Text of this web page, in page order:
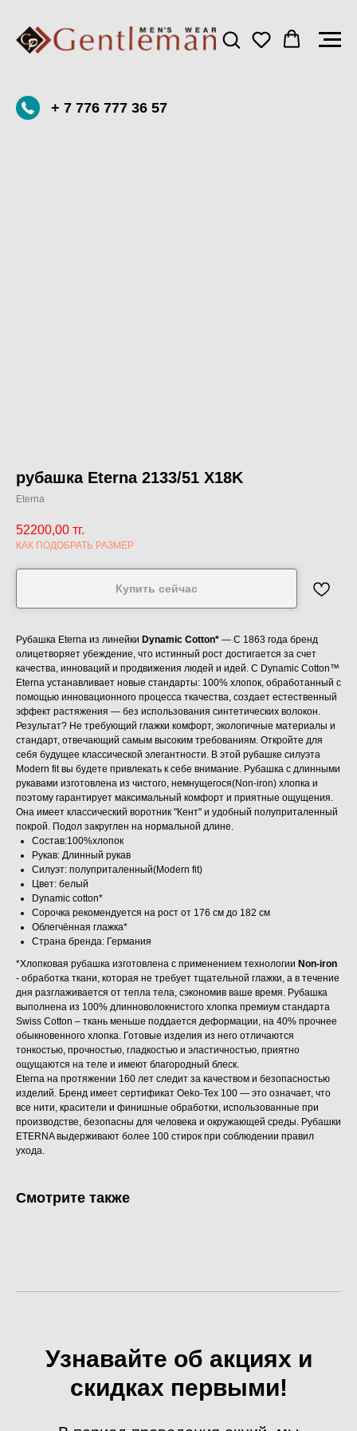
+ 7 776 777 36 57
рубашка Eterna 2133/51 X18K
Eterna
52200,00 тг.
КАК ПОДОБРАТЬ РАЗМЕР
Купить сейчас
Рубашка Eterna из линейки Dynamic Cotton* — С 1863 года бренд
олицетворяет убеждение, что истинный рост достигается за счет
качества, инноваций и продвижения людей и идей. С Dynamic Cotton™
Eterna устанавливает новые стандарты: 100% хлопок, обработанный с
помощью инновационного процесса ткачества, создает естественный
эффект растяжения — без использования синтетических волокон.
Результат? Не требующий глажки комфорт, экологичные материалы и
стандарт, отвечающий самым высоким требованиям. Откройте для
себя будущее классической элегантности. В этой рубашке силуэта
Modern fit вы будете привлекать к себе внимание. Рубашка с длинными
рукавами изготовлена из чистого, немнущегося(Non-iron) хлопка и
поэтому гарантирует максимальный комфорт и приятные ощущения.
Она имеет классический воротник "Кент" и удобный полуприталенный
покрой. Подол закруглен на нормальной длине.
Состав:100%хлопок
Рукав: Длинный рукав
Силуэт: полуприталенный(Modern fit)
Цвет: белый
Dynamic cotton*
Сорочка рекомендуется на рост от 176 см до 182 см
Облегчённая глажка*
Страна бренда: Германия
*Хлопковая рубашка изготовлена с применением технологии Non-iron
- обработка ткани, которая не требует тщательной глажки, а в течение
дня разглаживается от тепла тела, сэкономив ваше время. Рубашка
выполнена из 100% длинноволокнистого хлопка премиум стандарта
Swiss Cotton – ткань меньше поддается деформации, на 40% прочнее
обыкновенного хлопка. Готовые изделия из него отличаются
тонкостью, прочностью, гладкостью и эластичностью, приятно
ощущаются на теле и имеют благородный блеск.
Eterna на протяжении 160 лет следит за качеством и безопасностью
изделий. Бренд имеет сертификат Oeko-Tex 100 — это означает, что
все нити, красители и финишные обработки, использованные при
производстве, безопасны для человека и окружающей среды. Рубашки
ETERNA выдерживают более 100 стирок при соблюдении правил
ухода.
Смотрите также
Узнавайте об акциях и
скидках первыми!